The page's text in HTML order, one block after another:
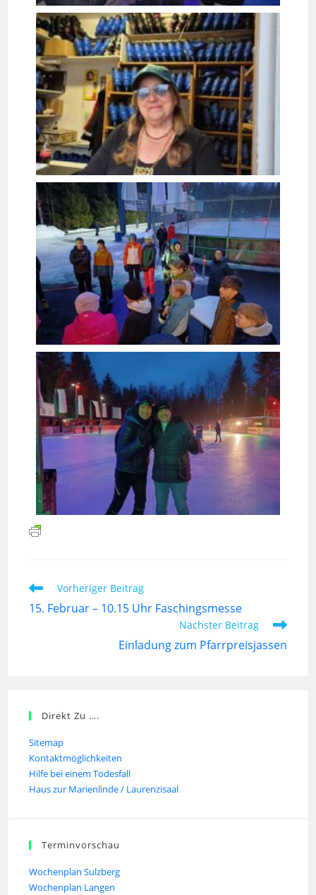
Vorheriger Beitrag
15. Februar – 10.15 Uhr Faschingsmesse
Nächster Beitrag
Einladung zum Pfarrpreisjassen
Direkt Zu ….
Sitemap
Kontaktmöglichkeiten
Hilfe bei einem Todesfall
Haus zur Marienlinde / Laurenzisaal
Terminvorschau
Wochenplan Sulzberg
Wochenplan Langen